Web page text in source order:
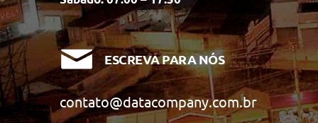
ESCREVA PARA NÓS
contato@datacompany.com.br